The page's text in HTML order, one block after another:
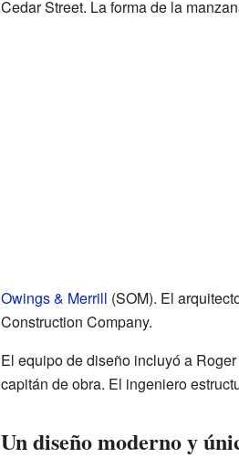
Cedar Street. La forma de la
Owings & Merrill (SOM). El
Construction Company.
El equipo de diseño incluyó a
capitán de obra. El ingeniero
Un diseño moderno y